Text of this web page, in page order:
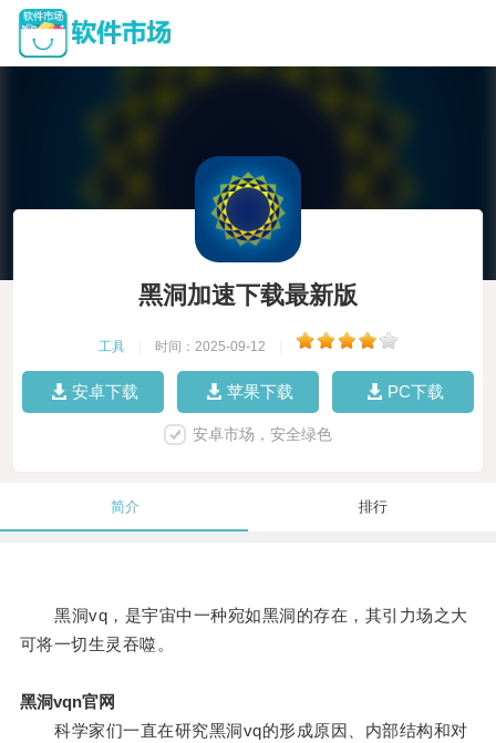
黑洞加速下载最新版
工具 时间：2025-09-12
安卓下载 苹果下载 PC下载
安卓市场，安全绿色
简介 排行
黑洞vq，是宇宙中一种宛如黑洞的存在，其引力场之大
可将一切生灵吞噬。
黑洞vqn官网
科学家们一直在研究黑洞vq的形成原因、内部结构和对